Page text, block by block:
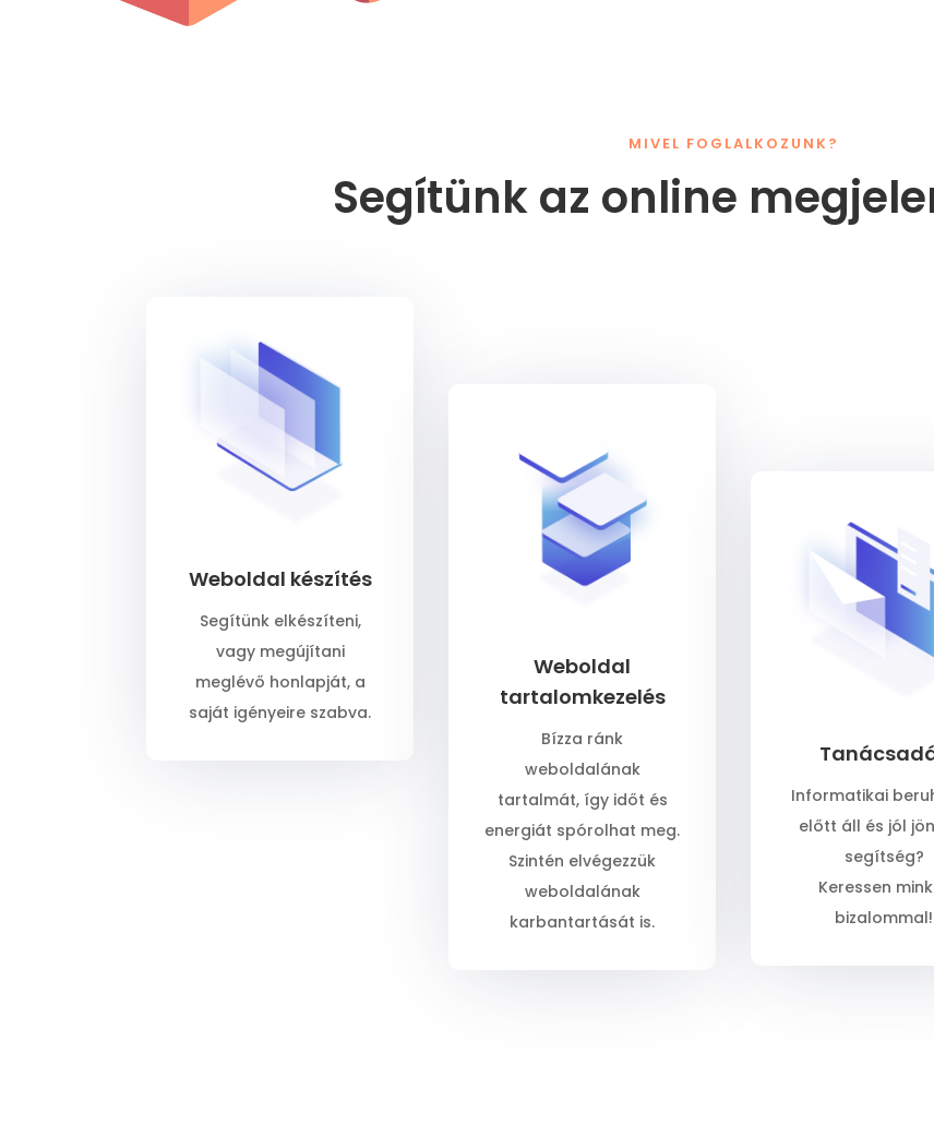
MIVEL FOGLALKOZUNK?
Segítünk az online
Weboldal készítés
Segítünk elkészíteni,
vagy megújítani
meglévő honlapját, a
saját igényeire szabva.
Weboldal
tartalomkezelés
Bízza ránk
weboldalának
tartalmát, így időt és
energiát spórolhat meg.
Szintén elvégezzük
weboldalának
karbantartását is.
Informatikai
előtt áll és jól
segítség?
Keressen
bizalommal!